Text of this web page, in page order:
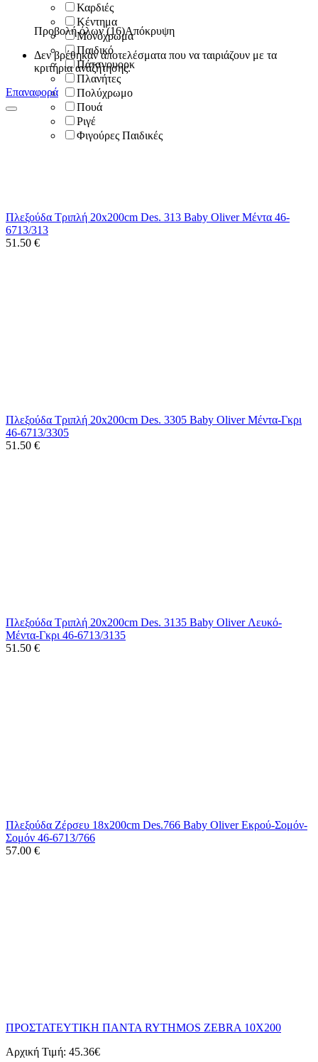
Καρδιές
Κέντημα
Μονόχρωμα
Παιδικό
Πάτσγουορκ
Πλανήτες
Πολύχρωμο
Πουά
Ριγέ
Φιγούρες Παιδικές
Προβολή όλων (16)Απόκρυψη
Δεν βρέθηκαν αποτελέσματα που να ταιριάζουν με τα
κριτήρια αναζήτησης.
Επαναφορά
Πλεξούδα Τριπλή 20x200cm Des. 313 Baby Oliver Μέντα 46-
6713/313
51.50 €
Πλεξούδα Τριπλή 20x200cm Des. 3305 Baby Oliver Μέντα-Γκρι
46-6713/3305
51.50 €
Πλεξούδα Τριπλή 20x200cm Des. 3135 Baby Oliver Λευκό-
Μέντα-Γκρι 46-6713/3135
51.50 €
Πλεξούδα Zέρσευ 18x200cm Des.766 Baby Oliver Εκρού-Σομόν-
Σομόν 46-6713/766
57.00 €
ΠΡΟΣΤΑΤΕΥΤΙΚΗ ΠΑΝΤΑ RYTHMOS ZEBRA 10X200
Αρχική Τιμή: 45.36€